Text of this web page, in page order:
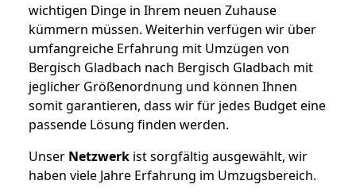
wichtigen Dinge in Ihrem neuen Zuhause
kümmern müssen. Weiterhin verfügen wir über
umfangreiche Erfahrung mit Umzügen von
Bergisch Gladbach nach Bergisch Gladbach mit
jeglicher Größenordnung und können Ihnen
somit garantieren, dass wir für jedes Budget eine
passende Lösung finden werden.
Unser Netzwerk ist sorgfältig ausgewählt, wir
haben viele Jahre Erfahrung im Umzugsbereich.